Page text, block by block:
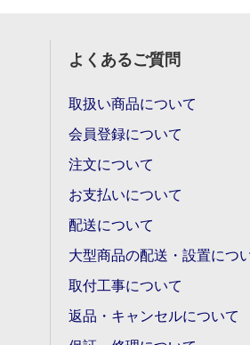
よくあるご質問
取扱い商品について
会員登録について
注文について
お支払いについて
配送について
大型商品の配送・設置につ
取付工事について
返品・キャンセルについて